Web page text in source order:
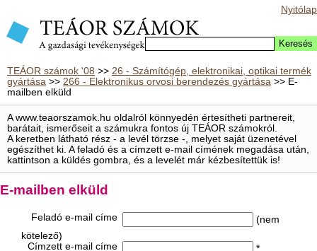
Nyitólap
TEÁOR számok '08 >> 26 - Számítógép, elektronikai, optikai termék
gyártása >> 266 - Elektronikus orvosi berendezés gyártása >> E-
mailben elküld
A www.teaorszamok.hu oldalról könnyedén értesítheti partnereit,
barátait, ismerőseit a számukra fontos új TEÁOR számokról.
A keretben látható rész - a levél törzse -, melyet saját üzenetével
egészíthet ki. A feladó és a címzett e-mail címének megadása után,
kattintson a küldés gombra, és a levelét már kézbesítettük is!
E-mailben elküld
Feladó e-mail címe
(nem
kötelező)
Címzett e-mail címe
*